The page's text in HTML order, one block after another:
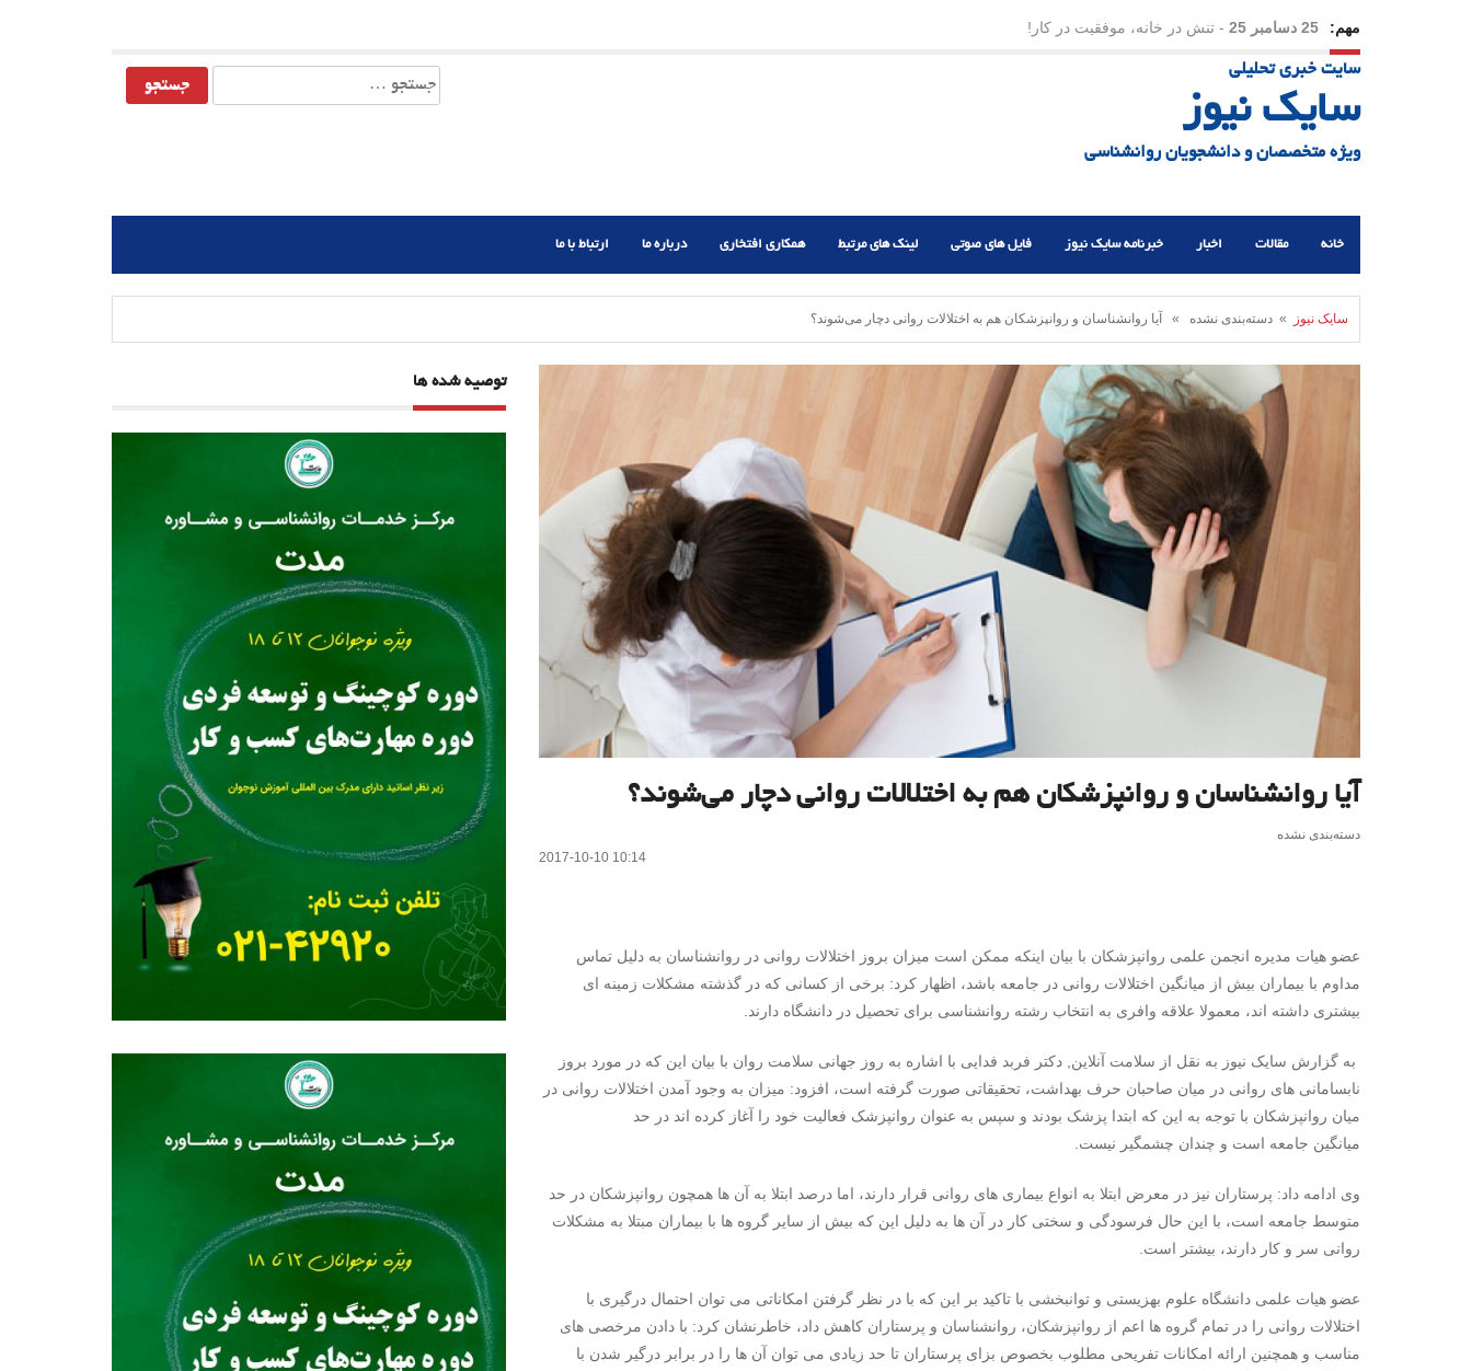
مهم: 23 دسامبر 25 - چرا اراده می‌کنیم ولی شکست می‌خوریم؟
21 دسامبر 25
سایت خبری تحلیلی
سایک نیوز
ویژه متخصصان و دانشجویان روانشناسی
جستجو
برای:
خانه مقالات اخبار خبرنامه سایک نیوز فایل های صوتی لینک های مرتبط همکاری افتخاری درباره ما ارتباط با ما
سایک نیوز » دسته‌بندی نشده » آیا روانشناسان و روانپزشکان هم به اختلالات روانی دچار می‌شوند؟
آیا روانشناسان و روانپزشکان هم به اختلالات روانی دچار می‌شوند؟
دسته‌بندی نشده
2017-10-10 10:14
عضو هیات مدیره انجمن علمی روانپزشکان با بیان اینکه ممکن است میزان بروز اختلالات روانی در روانشناسان به دلیل تماس
مداوم با بیماران بیش از میانگین اختلالات روانی در جامعه باشد، اظهار کرد: برخی از کسانی که در گذشته مشکلات زمینه ای
بیشتری داشته اند، معمولا علاقه وافری به انتخاب رشته روانشناسی برای تحصیل در دانشگاه دارند.
به گزارش سایک نیوز به نقل از سلامت آنلاین, دکتر فربد فدایی با اشاره به روز جهانی سلامت روان با بیان این که در مورد بروز
نابسامانی های روانی در میان صاحبان حرف بهداشت، تحقیقاتی صورت گرفته است، افزود: میزان به وجود آمدن اختلالات روانی در
میان روانپزشکان با توجه به این که ابتدا پزشک بودند و سپس به عنوان روانپزشک فعالیت خود را آغاز کرده اند در حد
میانگین جامعه است و چندان چشمگیر نیست.
وی ادامه داد: پرستاران نیز در معرض ابتلا به انواع بیماری های روانی قرار دارند، اما درصد ابتلا به آن ها همچون روانپزشکان در حد
متوسط جامعه است، با این حال فرسودگی و سختی کار در آن ها به دلیل این که بیش از سایر گروه ها با بیماران مبتلا به مشکلات
روانی سر و کار دارند، بیشتر است.
عضو هیات علمی دانشگاه علوم بهزیستی و توانبخشی با تاکید بر این که با در نظر گرفتن امکاناتی می توان احتمال درگیری با
اختلالات روانی را در تمام گروه ها اعم از روانپزشکان، روانشناسان و پرستاران کاهش داد، خاطرنشان کرد: با دادن مرخصی های
مناسب و همچنین ارائه امکانات تفریحی مطلوب بخصوص بزای پرستاران تا حد زیادی می توان آن ها را در برابر درگیر شدن با
توصیه شده ها